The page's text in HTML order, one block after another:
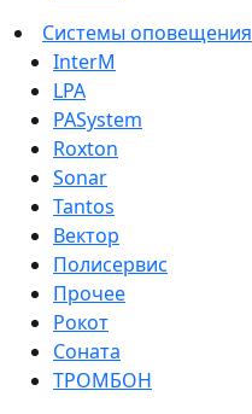
Системы оповещения
InterM
LPA
PASystem
Roxton
Sonar
Tantos
Вектор
Полисервис
Прочее
Рокот
Соната
ТРОМБОН